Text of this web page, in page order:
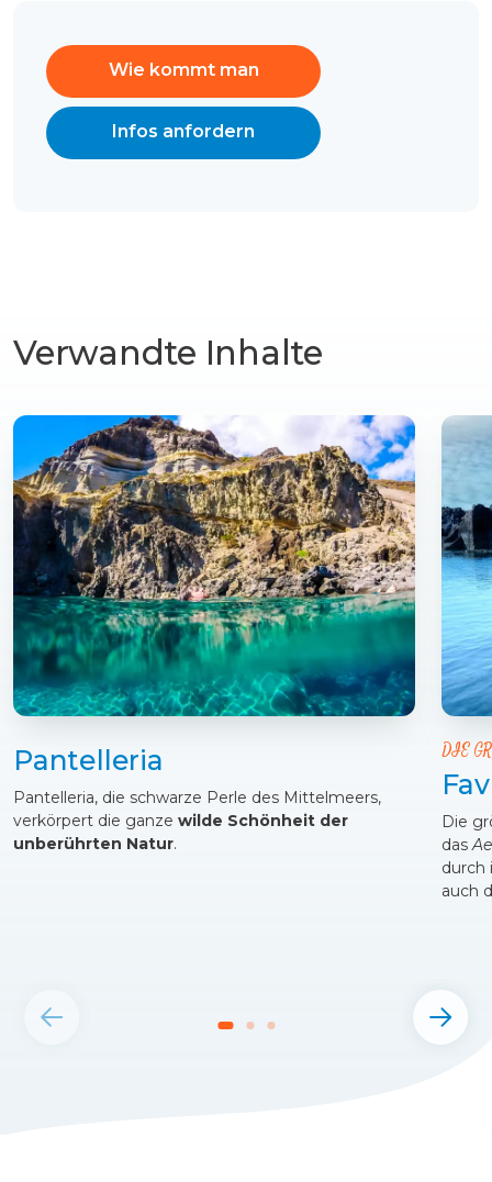
Wie kommt man
Infos anfordern
Verwandte Inhalte
Pantelleria
Pantelleria, die schwarze Perle des Mittelmeers,
verkörpert die ganze wilde Schönheit der
unberührten Natur.
DIE
Die
das
durch
auch